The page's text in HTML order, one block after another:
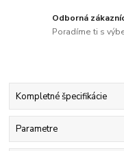
Odborná
Poradíme ti s
Kompletné špecifikácie
Parametre